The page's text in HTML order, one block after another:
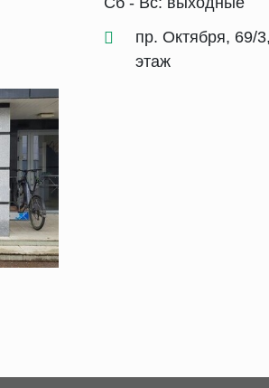
пр. Октября, 69/
этаж